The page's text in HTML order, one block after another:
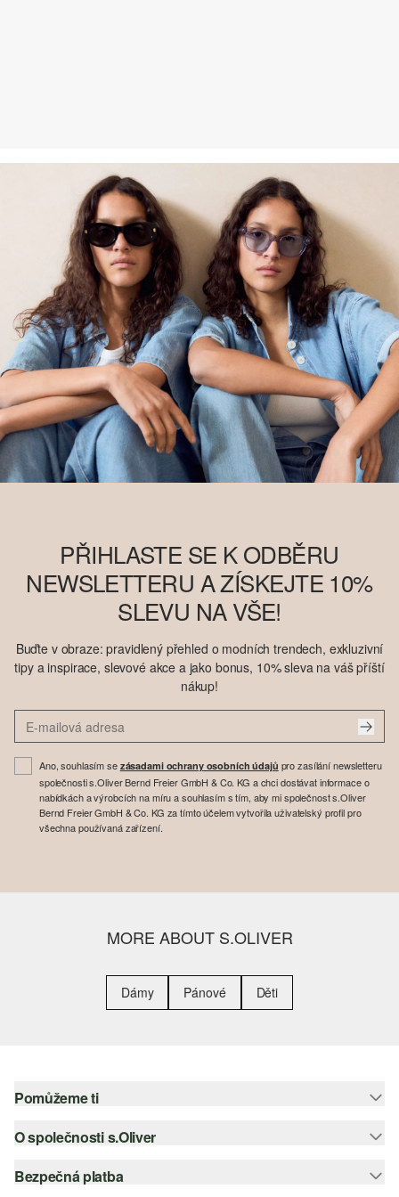
PŘIHLASTE SE K ODBĚRU
NEWSLETTERU A ZÍSKEJTE 10%
SLEVU NA VŠE!
Buďte v obraze: pravidlený přehled o modních trendech, exkluzivní
tipy a inspirace, slevové akce a jako bonus, 10% sleva na váš příští
nákup!
Ano, souhlasím se zásadami ochrany osobních údajů pro zasílání newsletteru
společnosti s.Oliver Bernd Freier GmbH & Co. KG a chci dostávat informace o
nabídkách a výrobcích na míru a souhlasím s tím, aby mi společnost s.Oliver
Bernd Freier GmbH & Co. KG za tímto účelem vytvořila uživatelský profil pro
všechna používaná zařízení.
MORE ABOUT S.OLIVER
Dámy Pánové Děti
Pomůžeme ti
Nápověda – často kladené otázky
Nápověda k velikostem
O společnosti s.Oliver
Newsletter
Bezpečná platba